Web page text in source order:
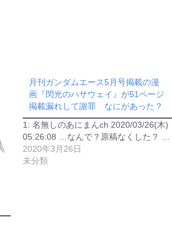
月刊ガンダムエース5月号掲載の漫
画『閃光のハサウェイ』が51ページ
掲載漏れして謝罪 なにがあった？
1: 名無しのあにまんch 2020/03/26(木)
05:26:08 …なんで？原稿なくした？ …
2020年3月26日
未分類